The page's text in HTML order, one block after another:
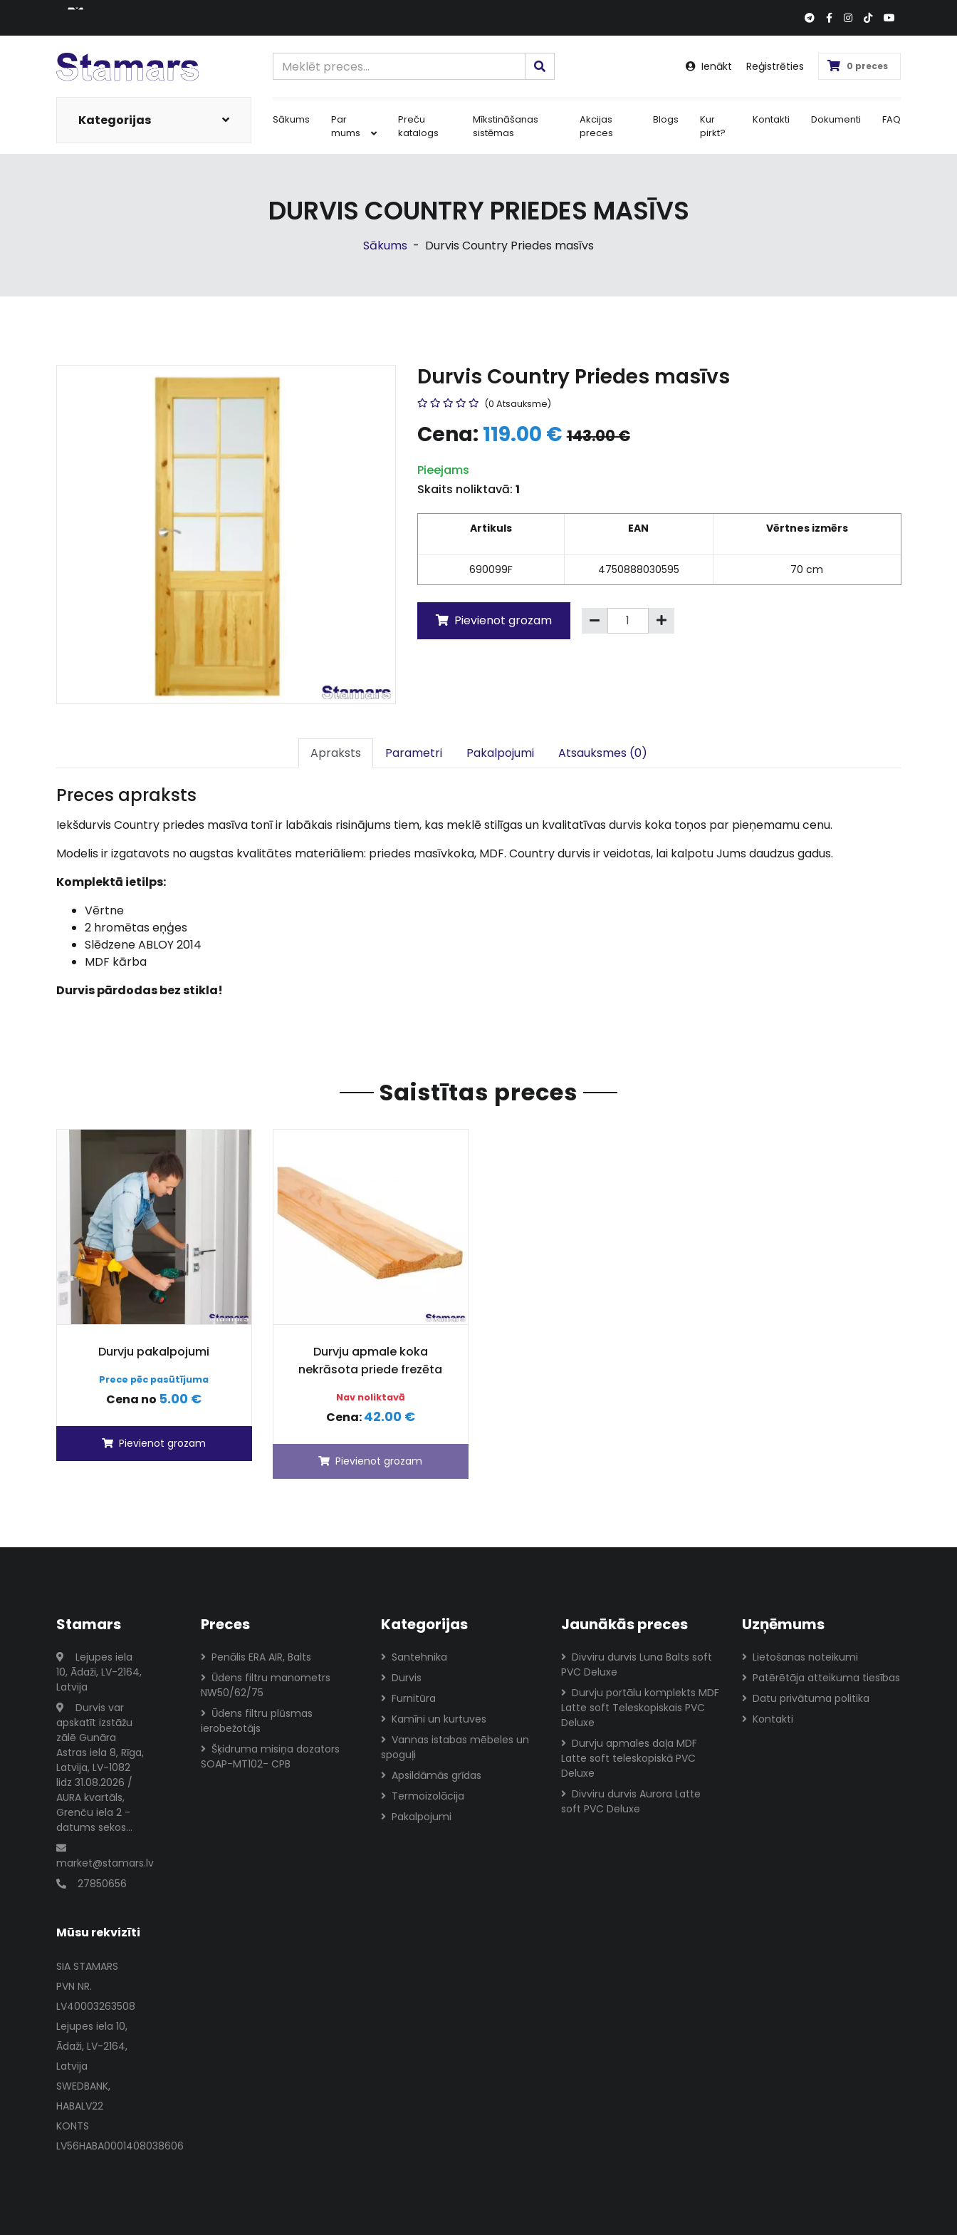
Ienākt Reģistrēties 0 preces
Kategorijas Sākums
Par
mums
Preču
katalogs
Mīkstināšanas
sistēmas
Akcijas
preces
Blogs
Kur
pirkt?
Kontakti Dokumenti FAQ
DURVIS COUNTRY PRIEDES MASĪVS
Sākums - Durvis Country Priedes masīvs
Durvis Country Priedes masīvs
(0 Atsauksme)
Cena: 119.00 €143.00 €
Pieejams
Skaits noliktavā: 1
Artikuls EAN Vērtnes izmērs
690099F 4750888030595 70 cm
Pievienot grozam
Apraksts Parametri Pakalpojumi Atsauksmes (0)
Preces apraksts
Iekšdurvis Country priedes masīva tonī ir labākais risinājums tiem, kas meklē stilīgas un kvalitatīvas durvis koka toņos par pieņemamu cenu.
Modelis ir izgatavots no augstas kvalitātes materiāliem: priedes masīvkoka, MDF. Country durvis ir veidotas, lai kalpotu Jums daudzus gadus.
Komplektā ietilps:
Vērtne
2 hromētas eņģes
Slēdzene ABLOY 2014
MDF kārba
Durvis pārdodas bez stikla!
Saistītas preces
Durvju pakalpojumi
Prece pēc pasūtījuma
Cena no 5.00 €
Pievienot grozam
Durvju apmale koka
nekrāsota priede frezēta
Nav noliktavā
Cena:42.00 €
Pievienot grozam
Stamars
Lejupes iela
10, Ādaži, LV-2164,
Latvija
Durvis var
apskatīt izstāžu
zālē Gunāra
Astras iela 8, Rīga,
Latvija, LV-1082
lidz 31.08.2026 /
AURA kvartāls,
Grenču iela 2 -
datums sekos...
market@stamars.lv
27850656
Mūsu rekvizīti
SIA STAMARS
PVN NR.
LV40003263508
Lejupes iela 10,
Ādaži, LV-2164,
Latvija
SWEDBANK,
HABALV22
KONTS
LV56HABA0001408038606
Preces
Penālis ERA AIR, Balts
Ūdens filtru manometrs
NW50/62/75
Ūdens filtru plūsmas
ierobežotājs
Šķidruma misiņa dozators
SOAP-MT102- CPB
Kategorijas
Santehnika
Durvis
Furnitūra
Kamīni un kurtuves
Vannas istabas mēbeles un
spoguļi
Apsildāmās grīdas
Termoizolācija
Pakalpojumi
Jaunākās preces
Divviru durvis Luna Balts soft
PVC Deluxe
Durvju portālu komplekts MDF
Latte soft Teleskopiskais PVC
Deluxe
Durvju apmales daļa MDF
Latte soft teleskopiskā PVC
Deluxe
Divviru durvis Aurora Latte
soft PVC Deluxe
Uzņēmums
Lietošanas noteikumi
Patērētāja atteikuma tiesības
Datu privātuma politika
Kontakti